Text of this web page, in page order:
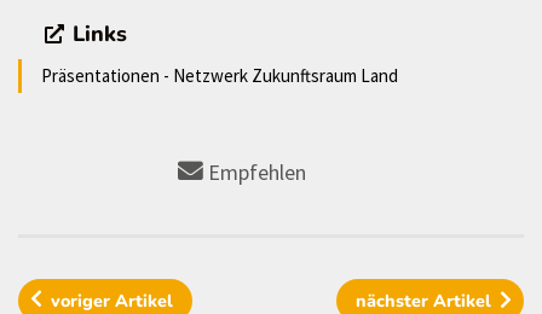
Links
Präsentationen - Netzwerk Zukunftsraum Land
Empfehlen
vorigerArtikel nächster Artikel